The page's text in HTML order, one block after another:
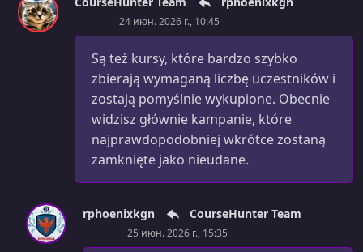
24 июн. 2026 г., 10:45
Są też kursy, które bardzo szybko
zbierają wymaganą liczbę uczestników i
zostają pomyślnie wykupione. Obecnie
widzisz głównie kampanie, które
najprawdopodobniej wkrótce zostaną
zamknięte jako nieudane.
rphoenixkgn CourseHunter Team
25 июн. 2026 г., 15:35